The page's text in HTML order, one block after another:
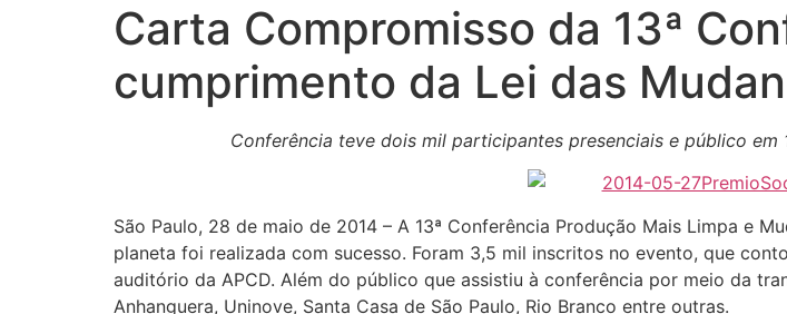
Carta Compromisso da 13ª
cumprimento da Lei das
Conferência teve dois mil participantes presenciais e público
São Paulo, 28 de maio de 2014 – A 13ª Conferência Produção Mais Limpa e
planeta foi realizada com sucesso. Foram 3,5 mil inscritos no evento, que
auditório da APCD. Além do público que assistiu à conferência por meio da
Anhanguera, Uninove, Santa Casa de São Paulo, Rio Branco entre outras.